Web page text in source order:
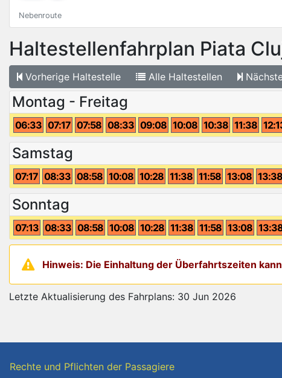
Nebenroute
Haltestellenfahrplan Piata
Vorherige Haltestelle Alle Haltestellen
Montag - Freitag
06:33 07:17 07:58 08:33 09:08 10:08 10:38 11:38
Samstag
07:17 08:33 08:58 10:08 10:28 11:38 11:58 13:08 13:38
Sonntag
07:13 08:33 08:58 10:08 10:28 11:38 11:58 13:08
Hinweis: Die Einhaltung der Überfahrtszeiten
Letzte Aktualisierung des Fahrplans: 30 Jun 2026
Rechte und Pflichten der Passagiere